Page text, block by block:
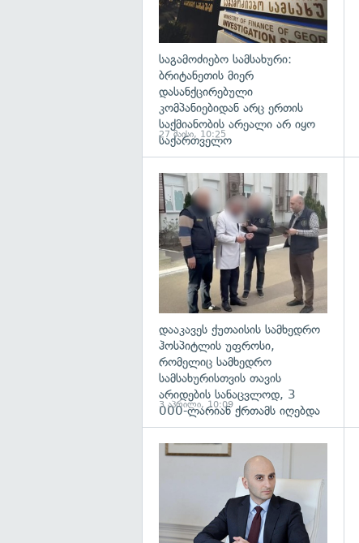
საგამოძიებო სამსახური:
ბრიტანეთის მიერ
დასანქცირებული
კომპანიებიდან არც ერთის
საქმიანობის არეალი არ იყო
საქართველო
27 მაისი, 10:25
დააკავეს ქუთაისის სამხედრო
ჰოსპიტლის უფროსი,
რომელიც სამხედრო
სამსახურისთვის თავის
არიდების სანაცვლოდ, 3
000-ლარიან ქრთამს იღებდა
3 აპრილი, 10:09